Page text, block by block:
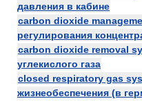
давления в кабине
carbon dioxide
регулирования
carbon dioxide removal
углекислого газа
closed respiratory gas
жизнеобеспечения (в